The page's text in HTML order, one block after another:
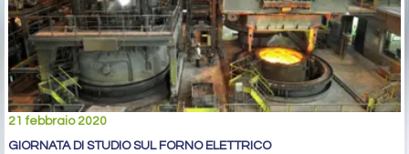
21 febbraio 2020
GIORNATA DI STUDIO SUL FORNO ELETTRICO